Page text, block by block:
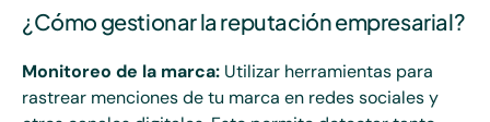
¿Cómo gestionar la reputación empresarial?
Monitoreo de la marca: Utilizar herramientas para
rastrear menciones de tu marca en redes sociales y